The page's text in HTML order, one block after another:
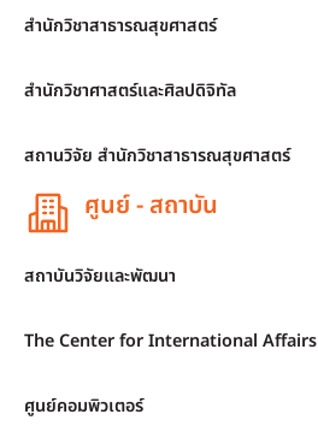
สำนักวิชาสาธารณสุขศาสตร์
สำนักวิชาศาสตร์และศิลปดิจิทัล
สถานวิจัย สำนักวิชาสาธารณสุขศาสตร์
ศูนย์ - สถาบัน
สถาบันวิจัยและพัฒนา
The Center for International Affairs
ศูนย์คอมพิวเตอร์